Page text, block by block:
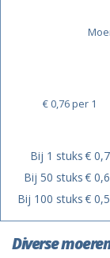
Diverse
€ 0,76per 1
Bij 1 stuks€
Bij 50 stuks€
Bij 100 stuks€